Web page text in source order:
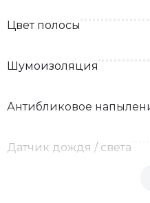
Цвет полосы
Шумоизоляция
Антибликовое
Датчик дождя / света